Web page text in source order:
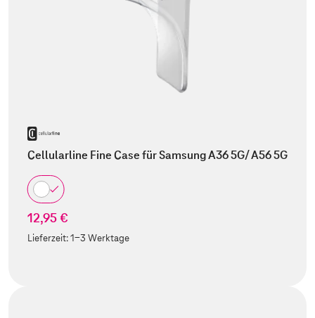
Cellularline Fine Case für Samsung A36 5G/ A56 5G
12,95 €
Lieferzeit:1-3 Werktage